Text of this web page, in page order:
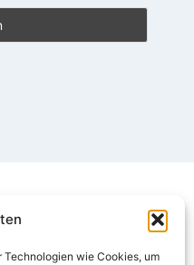
wie Cookies, um